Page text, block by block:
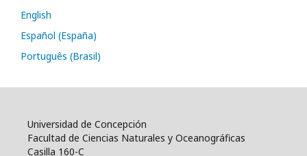
English
Español (España)
Português (Brasil)
Universidad de Concepción
Facultad de Ciencias Naturales y Oceanográficas
Casilla 160-C